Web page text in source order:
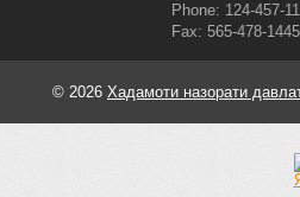
Phone: 124-457-
Fax: 565-478-1445
© 2026 Хадамоти назорати